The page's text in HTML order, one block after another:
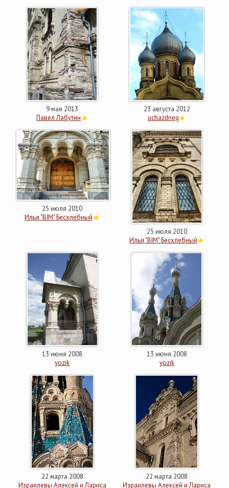
9 мая 2013
Павел Лабутин
23 августа 2012
uchazdneg
25 июля 2010
Илья "BIM" Бесхлебный
25 июля 2010
Илья "BIM" Бесхлебный
13 июня 2008
yozik
13 июня 2008
yozik
22 марта 2008
Израилевы Алексей и Лариса
22 марта 2008
Израилевы Алексей и Лариса